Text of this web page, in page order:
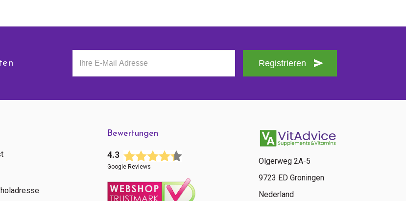
Registrieren
Bewertungen
4.3
Google Reviews
Olgerweg 2A-5
9723 ED Groningen
Nederland